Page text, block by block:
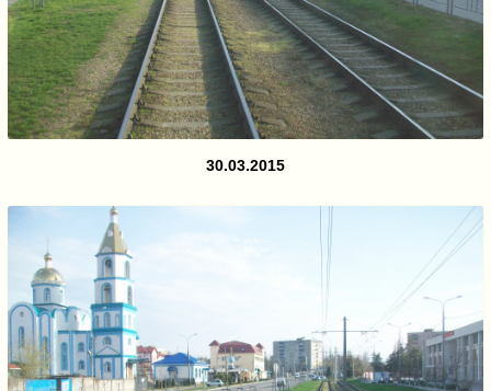
30.03.2015